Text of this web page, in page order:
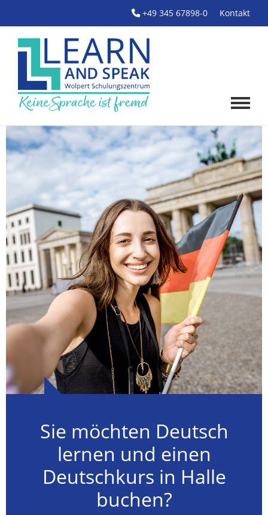
+49 345 67898-0 Kontakt
Sie möchten Deutsch
lernen und einen
Deutschkurs in Halle
buchen?